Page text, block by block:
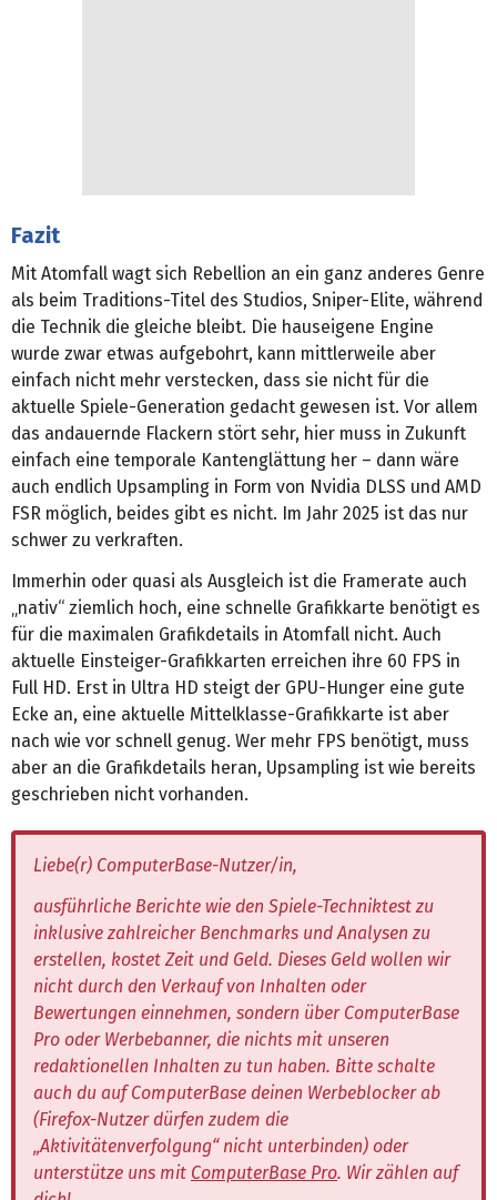
Fazit
Mit Atomfall wagt sich Rebellion an ein ganz anderes Genre
als beim Traditions-Titel des Studios, Sniper-Elite, während
die Technik die gleiche bleibt. Die hauseigene Engine
wurde zwar etwas aufgebohrt, kann mittlerweile aber
einfach nicht mehr verstecken, dass sie nicht für die
aktuelle Spiele-Generation gedacht gewesen ist. Vor allem
das andauernde Flackern stört sehr, hier muss in Zukunft
einfach eine temporale Kantenglättung her – dann wäre
auch endlich Upsampling in Form von Nvidia DLSS und AMD
FSR möglich, beides gibt es nicht. Im Jahr 2025 ist das nur
schwer zu verkraften.
Immerhin oder quasi als Ausgleich ist die Framerate auch
„nativ“ ziemlich hoch, eine schnelle Grafikkarte benötigt es
für die maximalen Grafikdetails in Atomfall nicht. Auch
aktuelle Einsteiger-Grafikkarten erreichen ihre 60 FPS in
Full HD. Erst in Ultra HD steigt der GPU-Hunger eine gute
Ecke an, eine aktuelle Mittelklasse-Grafikkarte ist aber
nach wie vor schnell genug. Wer mehr FPS benötigt, muss
aber an die Grafikdetails heran, Upsampling ist wie bereits
geschrieben nicht vorhanden.
Liebe(r) ComputerBase-Nutzer/in,
ausführliche Berichte wie den Spiele-Techniktest zu
inklusive zahlreicher Benchmarks und Analysen zu
erstellen, kostet Zeit und Geld. Dieses Geld wollen wir
nicht durch den Verkauf von Inhalten oder
Bewertungen einnehmen, sondern über ComputerBase
Pro oder Werbebanner, die nichts mit unseren
redaktionellen Inhalten zu tun haben. Bitte schalte
auch du auf ComputerBase deinen Werbeblocker ab
(Firefox-Nutzer dürfen zudem die
„Aktivitätenverfolgung“ nicht unterbinden) oder
unterstütze uns mit ComputerBase Pro. Wir zählen auf